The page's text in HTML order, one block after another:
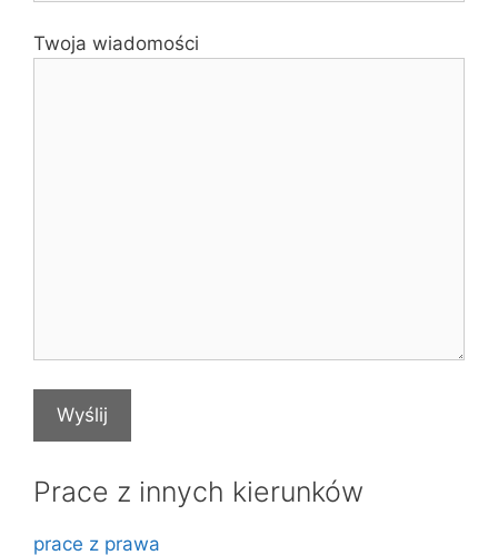
Twoja wiadomości
Prace z innych kierunków
prace z prawa